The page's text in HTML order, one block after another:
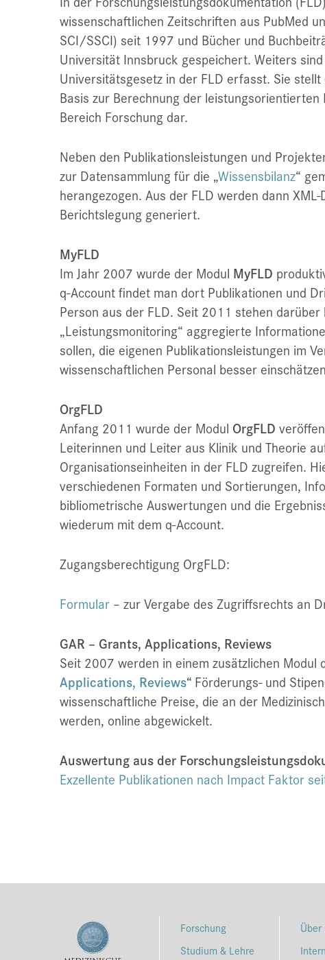
wissenschaftlichen Zeitschriften aus PubMed
SCI/SSCI) seit 1997 und Bücher und
Universität Innsbruck gespeichert. Weiters
Universitätsgesetz in der FLD erfasst. Sie stellt
Basis zur Berechnung der leistungsorientierten
Bereich Forschung dar.
Neben den Publikationsleistungen und
zur Datensammlung für die „Wissensbilanz“
herangezogen. Aus der FLD werden dann
Berichtslegung generiert.
MyFLD
Im Jahr 2007 wurde der Modul MyFLD
q-Account findet man dort Publikationen und
Person aus der FLD. Seit 2011 stehen darüber
„Leistungsmonitoring“ aggregierte
sollen, die eigenen Publikationsleistungen im
wissenschaftlichen Personal besser
OrgFLD
Anfang 2011 wurde der Modul OrgFLD
Leiterinnen und Leiter aus Klinik und Theorie
Organisationseinheiten in der FLD zugreifen.
verschiedenen Formaten und Sortierungen,
bibliometrische Auswertungen und die
wiederum mit dem q-Account.
Zugangsberechtigung OrgFLD:
Formular – zur Vergabe des Zugriffsrechts an
GAR – Grants, Applications, Reviews
Seit 2007 werden in einem zusätzlichen Modul
Applications, Reviews“ Förderungs- und
wissenschaftliche Preise, die an der
werden, online abgewickelt.
Auswertung aus der
Exzellente Publikationen nach Impact Faktor
Forschung
Studium & Lehre
Über